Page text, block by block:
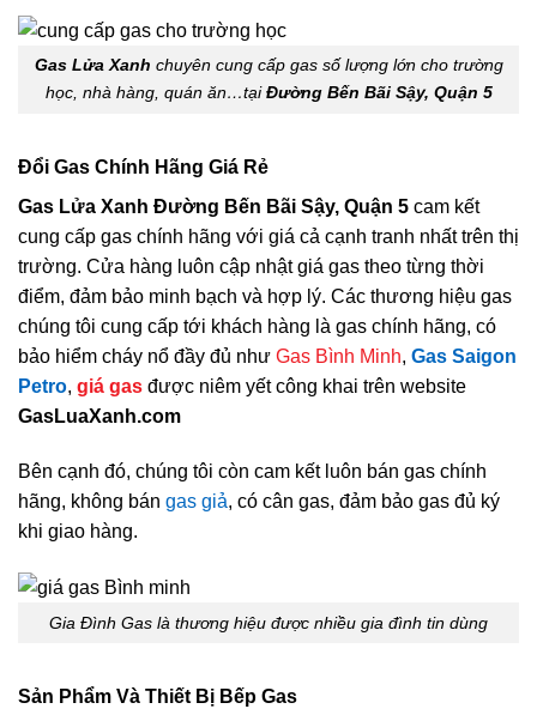
Gas Lửa Xanh chuyên cung cấp gas số lượng lớn cho trường
học, nhà hàng, quán ăn…tạiĐường Bến Bãi Sậy, Quận 5
Đổi Gas Chính Hãng Giá Rẻ
Gas Lửa Xanh Đường Bến Bãi Sậy, Quận 5 cam kết
cung cấp gas chính hãng với giá cả cạnh tranh nhất trên thị
trường. Cửa hàng luôn cập nhật giá gas theo từng thời
điểm, đảm bảo minh bạch và hợp lý. Các thương hiệu gas
chúng tôi cung cấp tới khách hàng là gas chính hãng, có
bảo hiểm cháy nổ đầy đủ như Gas Bình Minh, Gas Saigon
Petro, giá gas được niêm yết công khai trên website
GasLuaXanh.com
Bên cạnh đó, chúng tôi còn cam kết luôn bán gas chính
hãng, không bán gas giả, có cân gas, đảm bảo gas đủ ký
khi giao hàng.
Gia Đình Gas là thương hiệu được nhiều gia đình tin dùng
Sản Phẩm Và Thiết Bị Bếp Gas